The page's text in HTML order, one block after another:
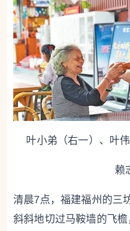
叶小弟（右一）、叶
赖
清晨7点，福建福州的三
斜斜地切过马鞍墙的飞